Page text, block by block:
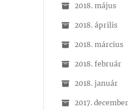
2018. május
2018. április
2018. március
2018. február
2018. január
2017. december